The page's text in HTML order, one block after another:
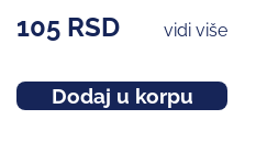
105 RSD vidi više
Dodaj u korpu